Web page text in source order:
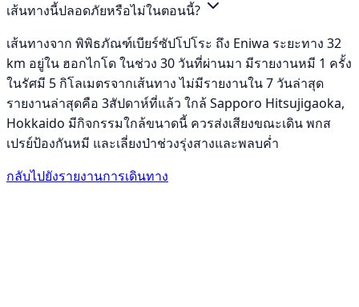
เส้นทางนี้ปลอดภัยหรือไม่ในตอนนี้?
เส้นทางจาก พิพิธภัณฑ์เบียร์ซัปโปโระ ถึง Eniwa ระยะทาง 32
km อยู่ใน ฮอกไกโด ในช่วง 30 วันที่ผ่านมา มีรายงานหมี 1 ครั้ง
ในรัศมี 5 กิโลเมตรจากเส้นทาง ไม่มีรายงานใน 7 วันล่าสุด
รายงานล่าสุดคือ 3สัปดาห์ที่แล้ว ใกล้ Sapporo Hitsujigaoka,
Hokkaido มีกิจกรรมใกล้ขนาดนี้ ควรส่งเสียงขณะเดิน พกส
เปรย์ป้องกันหมี และเลี่ยงป่าช่วงรุ่งสางและพลบค่ำ
กลับไปยังรายงานการเดินทาง